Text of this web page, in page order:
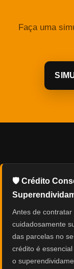
Faça uma
🛡️ Crédito
Antes de
cuidadosamente
das parcelas no
crédito é
o